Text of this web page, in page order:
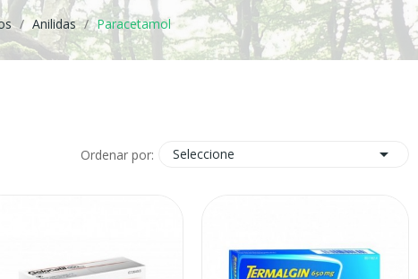
Anilidas Paracetamol
Ordenar por: Seleccione 